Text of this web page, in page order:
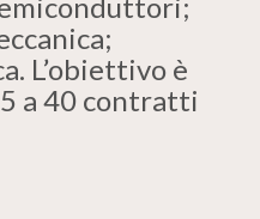
L’obiettivo è
a 40 contratti